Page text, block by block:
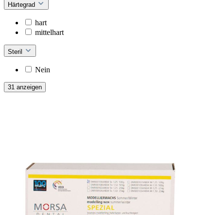
Härtegrad
hart
mittelhart
Steril
Nein
31 anzeigen